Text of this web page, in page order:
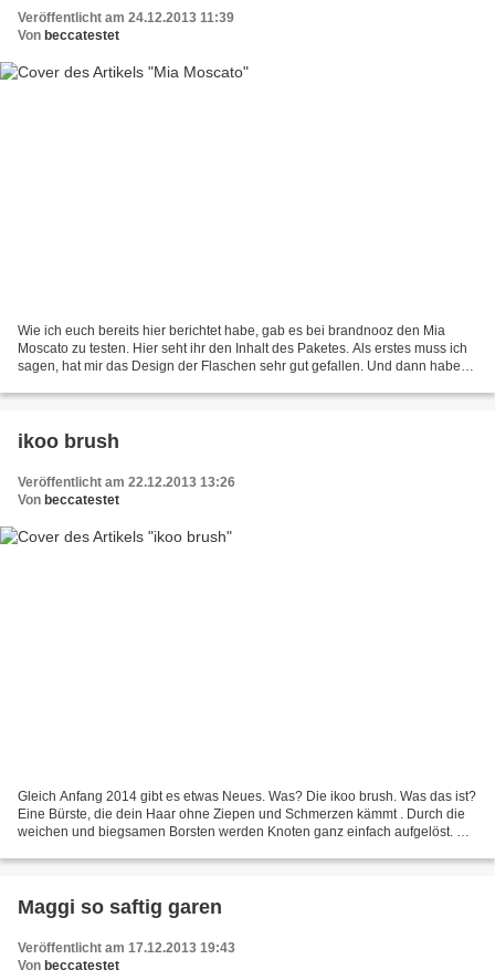
Veröffentlicht am 24.12.2013 11:39
Von beccatestet
Wie ich euch bereits hier berichtet habe, gab es bei brandnooz den Mia
Moscato zu testen. Hier seht ihr den Inhalt des Paketes. Als erstes muss ich
sagen, hat mir das Design der Flaschen sehr gut gefallen. Und dann haben
ikoo brush
Veröffentlicht am 22.12.2013 13:26
Von beccatestet
Gleich Anfang 2014 gibt es etwas Neues. Was? Die ikoo brush. Was das ist?
Eine Bürste, die dein Haar ohne Ziepen und Schmerzen kämmt . Durch die
weichen und biegsamen Borsten werden Knoten ganz einfach aufgelöst. Die
Maggi so saftig garen
Veröffentlicht am 17.12.2013 19:43
Von beccatestet